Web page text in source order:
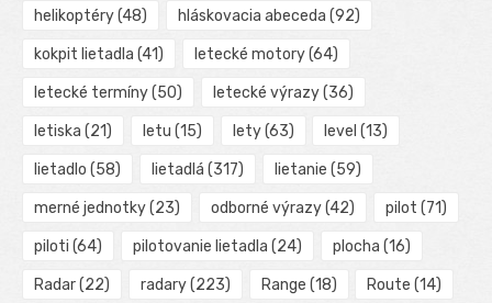
helikoptéry(48) hláskovacia abeceda (92)
kokpit lietadla (41) letecké motory(64)
letecké termíny(50) letecké výrazy(36)
letiska (21) letu (15) lety(63) level (13)
lietadlo (58) lietadlá (317) lietanie (59)
merné jednotky(23) odborné výrazy(42) pilot (71)
piloti (64) pilotovanie lietadla (24) plocha (16)
Radar(22) radary(223) Range (18) Route (14)